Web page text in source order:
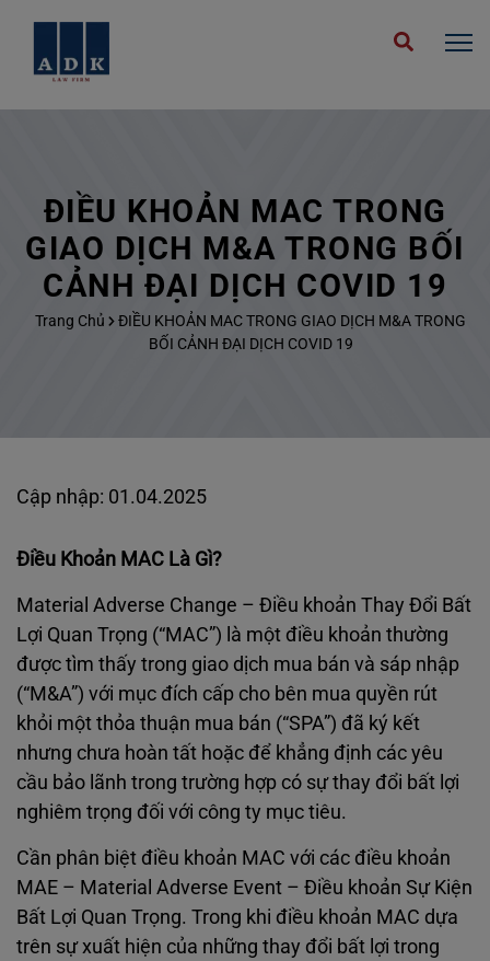
ĐIỀU KHOẢN MAC TRONG
GIAO DỊCH M&A TRONG BỐI
CẢNH ĐẠI DỊCH COVID 19
Trang Chủ
ĐIỀU KHOẢN MAC TRONG GIAO DỊCH M&A TRONG
BỐI CẢNH ĐẠI DỊCH COVID 19
Cập nhập: 01.04.2025
Điều Khoản MAC Là Gì?
Material Adverse Change – Điều khoản Thay Đổi Bất
Lợi Quan Trọng (“MAC”) là một điều khoản thường
được tìm thấy trong giao dịch mua bán và sáp nhập
(“M&A”) với mục đích cấp cho bên mua quyền rút
khỏi một thỏa thuận mua bán (“SPA”) đã ký kết
nhưng chưa hoàn tất hoặc để khẳng định các yêu
cầu bảo lãnh trong trường hợp có sự thay đổi bất lợi
nghiêm trọng đối với công ty mục tiêu.
Cần phân biệt điều khoản MAC với các điều khoản
MAE – Material Adverse Event – Điều khoản Sự Kiện
Bất Lợi Quan Trọng. Trong khi điều khoản MAC dựa
trên sự xuất hiện của những thay đổi bất lợi trong